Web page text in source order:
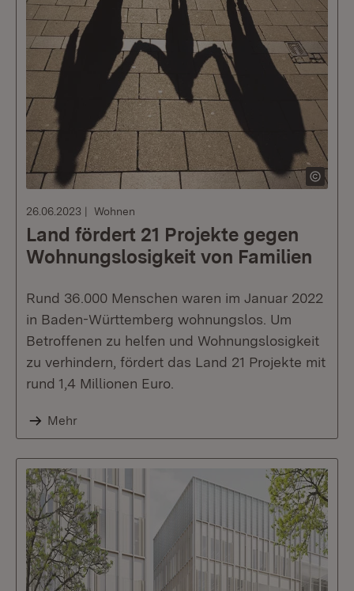
26.06.2023 Wohnen
Land fördert 21 Projekte gegen
Wohnungslosigkeit von Familien
Rund 36.000 Menschen waren im Januar 2022
in Baden-Württemberg wohnungslos. Um
Betroffenen zu helfen und Wohnungslosigkeit
zu verhindern, fördert das Land 21 Projekte mit
rund 1,4 Millionen Euro.
Mehr